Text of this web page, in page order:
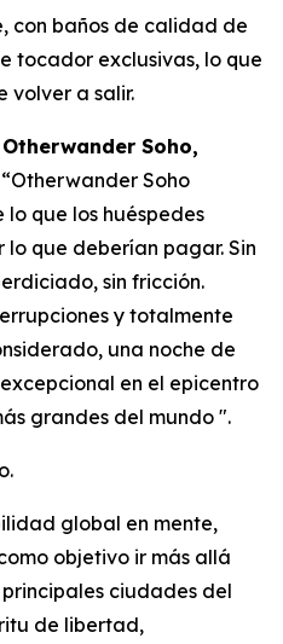
con baños de calidad de
tocador exclusivas, lo que
volver a salir.
Soho,
Soho
lo que los huéspedes
que deberían pagar. Sin
sin fricción.
y totalmente
una noche de
en el epicentro
grandes del mundo ".
global en mente,
objetivo ir más allá
ciudades del
de libertad,